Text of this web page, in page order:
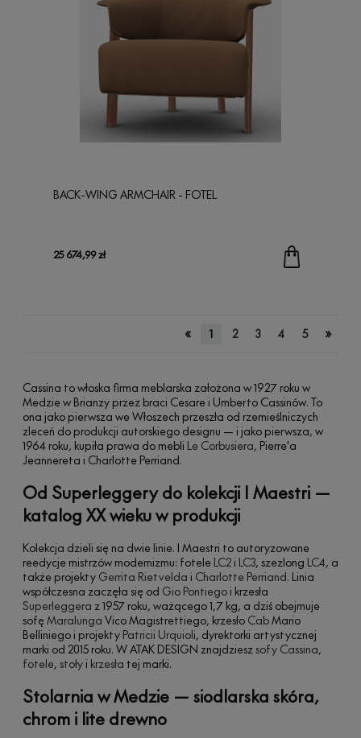
BACK-WING ARMCHAIR - FOTEL
25 674,99 zł
« 1 2 3 4 5 »
Cassina to włoska firma meblarska założona w 1927 roku w
Medzie w Brianzy przez braci Cesare i Umberto Cassinów. To
ona jako pierwsza we Włoszech przeszła od rzemieślniczych
zleceń do produkcji autorskiego designu — i jako pierwsza, w
1964 roku, kupiła prawa do mebli Le Corbusiera, Pierre'a
Jeannereta i Charlotte Perriand.
Od Superleggery do kolekcji I Maestri —
katalog XX wieku w produkcji
Kolekcja dzieli się na dwie linie. I Maestri to autoryzowane
reedycje mistrzów modernizmu: fotele LC2 i LC3, szezlong LC4, a
także projekty Gerrita Rietvelda i Charlotte Perriand. Linia
współczesna zaczęła się od Gio Pontiego i krzesła
Superleggera z 1957 roku, ważącego 1,7 kg, a dziś obejmuje
sofęMaralunga Vico Magistrettiego, krzesło CabMario
Belliniego i projekty Patricii Urquioli, dyrektorki artystycznej
marki od 2015 roku. W ATAK DESIGN znajdzieszsofy Cassina,
fotele, stoły i krzesła tej marki.
Stolarnia w Medzie — siodlarska skóra,
chrom i lite drewno